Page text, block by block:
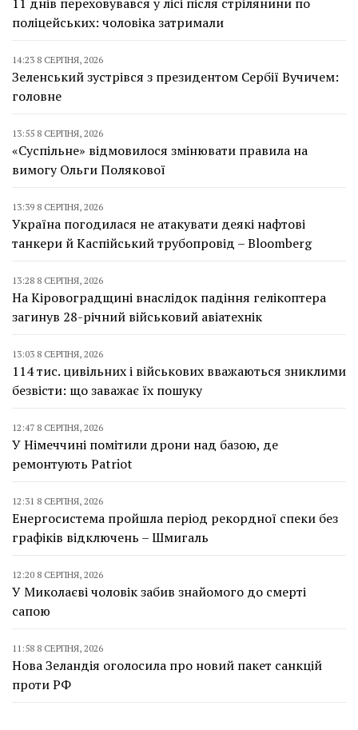
поліцейських: чоловіка затримали
14:23 8 СЕРПНЯ, 2026
Зеленський зустрівся з президентом Сербії Вучичем:
головне
13:55 8 СЕРПНЯ, 2026
«Суспільне» відмовилося змінювати правила на
вимогу Ольги Полякової
13:39 8 СЕРПНЯ, 2026
Україна погодилася не атакувати деякі нафтові
танкери й Каспійський трубопровід – Bloomberg
13:28 8 СЕРПНЯ, 2026
На Кіровоградщині внаслідок падіння гелікоптера
загинув 28-річний військовий авіатехнік
13:03 8 СЕРПНЯ, 2026
114 тис. цивільних і військових вважаються зниклими
безвісти: що заважає їх пошуку
12:47 8 СЕРПНЯ, 2026
У Німеччині помітили дрони над базою, де
ремонтують Patriot
12:31 8 СЕРПНЯ, 2026
Енергосистема пройшла період рекордної спеки без
графіків відключень – Шмигаль
12:20 8 СЕРПНЯ, 2026
У Миколаєві чоловік забив знайомого до смерті
сапою
11:58 8 СЕРПНЯ, 2026
Нова Зеландія оголосила про новий пакет санкцій
проти РФ